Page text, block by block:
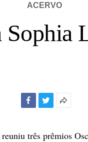
ACERVO
três prêmios